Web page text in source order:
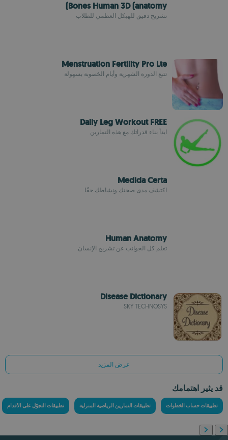
Bones Human 3D (anatomy)
تشريح دقيق للهيكل العظمي للطلاب
Menstruation Fertility Pro Lte
تتبع الدورة الشهرية وأيام الخصوبة بسهولة
Daily Leg Workout FREE
ابدأ بناء قدراتك مع هذه التمارين
Medida Certa
اكتشف مدى صحتك ونشاطك حقًا
Human Anatomy
تعلم كل الجوانب عن تشريح الإنسان
Disease Dictionary
SKY TECHNOSYS
عرض المزيد
قد يثير اهتمامك
تطبيقات حساب الخطوات تطبيقات التمارين الرياضية المنزلية تطبيقات التجوّل على الأقدام